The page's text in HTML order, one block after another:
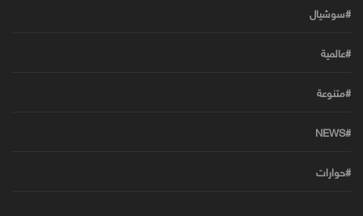
#سوشيال
#عالمية
#متنوعة
#NEWS
#حوارات